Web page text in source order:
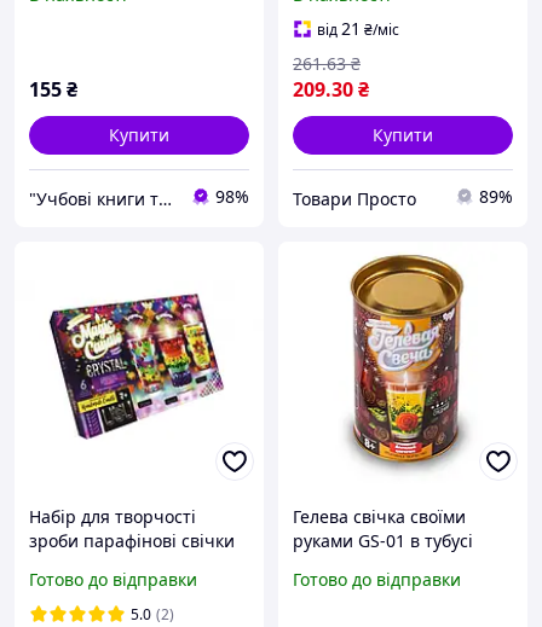
155₴
Купити
"Учбові книги та не тільки" 98%
товари просто
від21 ₴/міс
209.30₴
261.63 ₴
Купити
Товари Просто 89%
Набір для творчості
зроби парафінові свічки
Данко Тойс від 7 років
Україна
Готово до відправки
5.0 (2)
Гелева свічка своїми
руками GS-01 в тубусі
Готово до відправки